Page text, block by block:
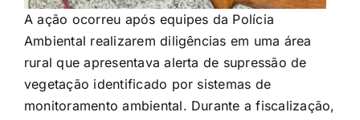
A ação ocorreu após equipes da Polícia
Ambiental realizarem diligências em uma área
rural que apresentava alerta de supressão de
vegetação identificado por sistemas de
monitoramento ambiental. Durante a fiscalização,